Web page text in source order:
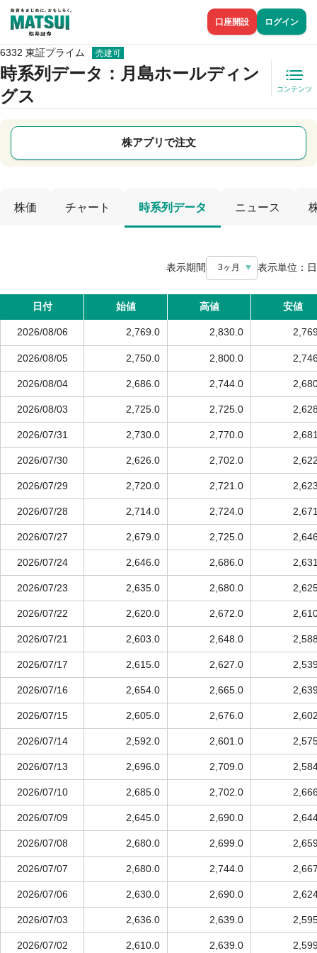
口座開設 ログイン
6332 東証プライム 売建可
時系列データ ：月島ホールディン
グス
コンテンツ
株アプリで注文
株価 チャート 時系列データ ニュース
表示期間 3ヶ月 表示単位： 日
日付 始値 高値 安値
2026/08/06 2,769.0 2,830.0
2026/08/05 2,750.0 2,800.0
2026/08/04 2,686.0 2,744.0
2026/08/03 2,725.0 2,725.0
2026/07/31 2,730.0 2,770.0
2026/07/30 2,626.0 2,702.0
2026/07/29 2,720.0 2,721.0
2026/07/28 2,714.0 2,724.0
2026/07/27 2,679.0 2,725.0
2026/07/24 2,646.0 2,686.0
2026/07/23 2,635.0 2,680.0
2026/07/22 2,620.0 2,672.0
2026/07/21 2,603.0 2,648.0
2026/07/17 2,615.0 2,627.0
2026/07/16 2,654.0 2,665.0
2026/07/15 2,605.0 2,676.0
2026/07/14 2,592.0 2,601.0
2026/07/13 2,696.0 2,709.0
2026/07/10 2,685.0 2,702.0
2026/07/09 2,645.0 2,690.0
2026/07/08 2,680.0 2,699.0
2026/07/07 2,680.0 2,744.0
2026/07/06 2,630.0 2,690.0
2026/07/03 2,636.0 2,639.0
2026/07/02 2,610.0 2,639.0